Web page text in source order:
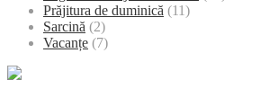
Prăjitura de duminică (11)
Sarcină (2)
Vacanțe (7)